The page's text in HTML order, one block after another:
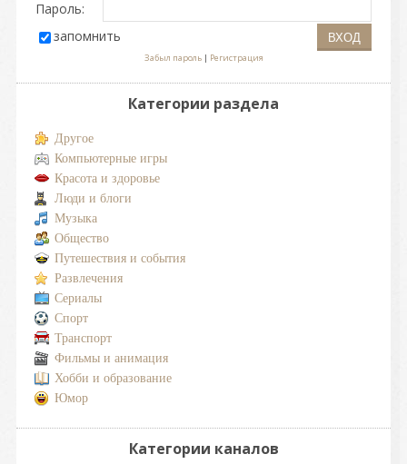
Пароль:
запомнить
Забыл пароль| Регистрация
Категории раздела
Другое
Компьютерные игры
Красота и здоровье
Люди и блоги
Музыка
Общество
Путешествия и события
Развлечения
Сериалы
Спорт
Транспорт
Фильмы и анимация
Хобби и образование
Юмор
Категории каналов